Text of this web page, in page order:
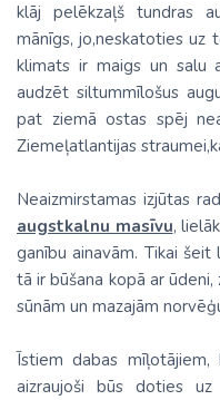
klāj pelēkzaļš tundras
mānīgs, jo,neskatoties uz
klimats ir maigs un salu
audzēt siltummīlošus
pat ziemā ostas spēj
Ziemeļatlantijas
Neaizmirstamas izjūtas
augstkalnu masīvu,
ganību ainavām. Tikai
tā ir būšana kopā ar
sūnām un mazajām
Īstiem dabas mīļotājiem,
aizraujoši būs doties